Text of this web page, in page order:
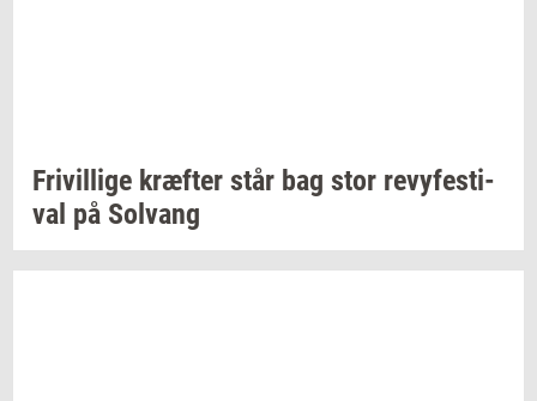
Fri­vil­li­ge kræf­ter står bag stor revy­festi­
val på Solvang